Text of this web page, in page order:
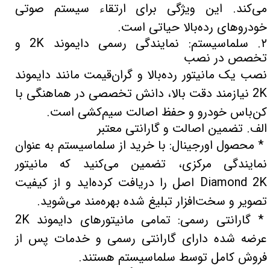
می‌کند. این ویژگی برای ارتقاء سیستم صوتی
خودروهای رده‌بالا حیاتی است.
۲. سلماسیستم: نمایندگی رسمی دایموند 2K و
تخصص در نصب
نصب یک مانیتور رده‌بالا و گران‌قیمت مانند دایموند
2K نیازمند دقت بالا، دانش تخصصی در هماهنگی با
کن‌باس خودرو و حفظ اصالت سیم‌کشی است.
الف. تضمین اصالت و گارانتی معتبر
* محصول اورجینال: با خرید از سلماسیستم به عنوان
نمایندگی مرکزی، تضمین می‌کنید که مانیتور
Diamond 2K اصل را دریافت کرده‌اید و از کیفیت
تصویر و سخت‌افزار تبلیغ شده بهره‌مند می‌شوید.
* گارانتی رسمی: تمامی مانیتورهای دایموند 2K
عرضه شده دارای گارانتی رسمی و خدمات پس از
فروش کامل توسط سلماسیستم هستند.